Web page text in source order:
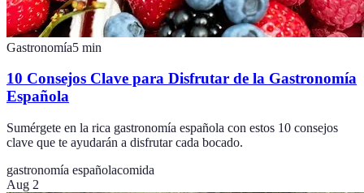
Gastronomía5 min
10 Consejos Clave para Disfrutar de la Gastronomía
Española
Sumérgete en la rica gastronomía española con estos 10 consejos
clave que te ayudarán a disfrutar cada bocado.
gastronomía españolacomida
Aug 2